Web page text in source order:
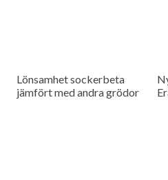
Lönsamhet sockerbeta
jämfört med andra grödor